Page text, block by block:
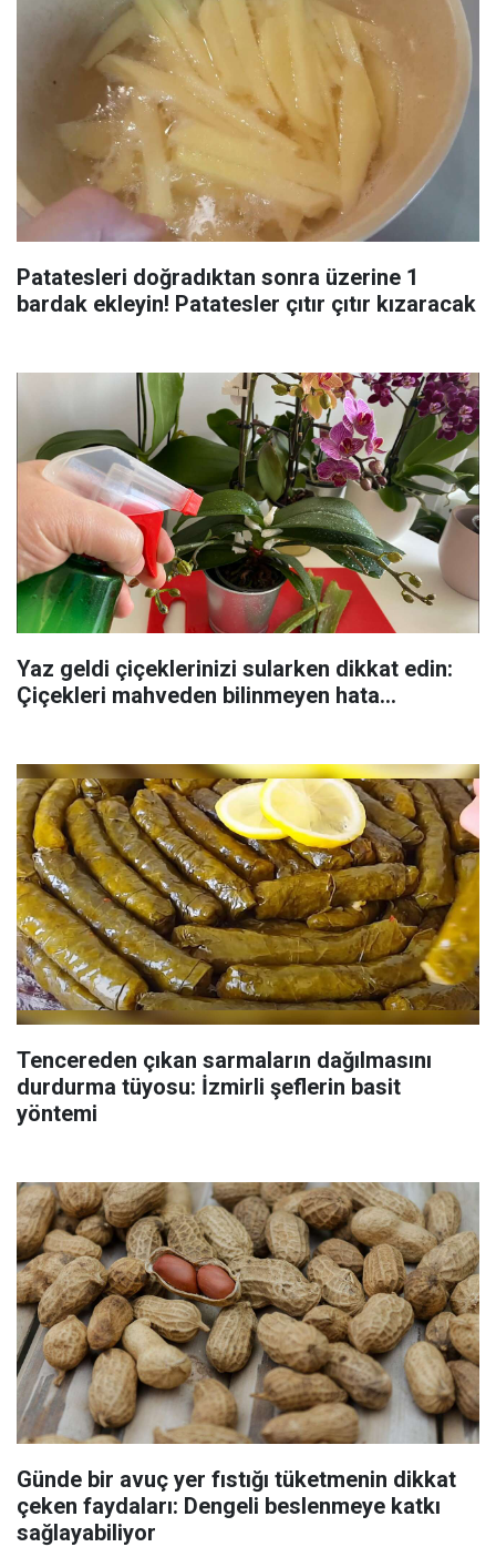
Patatesleri doğradıktan sonra üzerine 1
bardak ekleyin! Patatesler çıtır çıtır kızaracak
Yaz geldi çiçeklerinizi sularken dikkat edin:
Çiçekleri mahveden bilinmeyen hata...
Tencereden çıkan sarmaların dağılmasını
durdurma tüyosu: İzmirli şeflerin basit
yöntemi
Günde bir avuç yer fıstığı tüketmenin dikkat
çeken faydaları: Dengeli beslenmeye katkı
sağlayabiliyor